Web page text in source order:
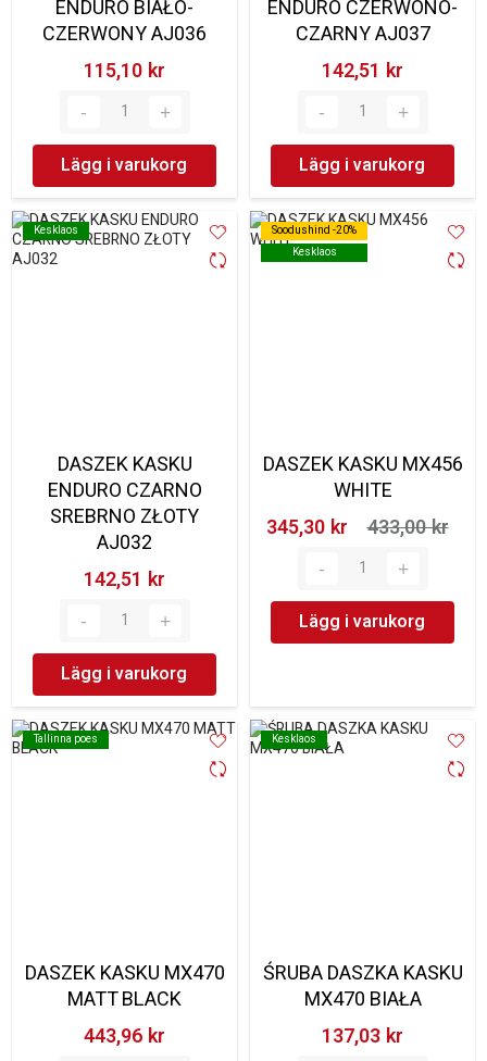
ENDURO BIAŁO-
CZERWONY AJ036
115,10 kr‎
Lägg i varukorg
ENDURO CZERWONO-
CZARNY AJ037
142,51 kr‎
Lägg i varukorg
Kesklaos
Kesklaos
DASZEK KASKU
ENDURO CZARNO
SREBRNO ZŁOTY
AJ032
142,51 kr‎
Lägg i varukorg
Soodushind -20%
Kesklaos
Soodushind -20%
Kesklaos
DASZEK KASKU MX456
WHITE
345,30 kr‎
433,00 kr‎
Lägg i varukorg
Tallinna poes
Tallinna poes
DASZEK KASKU MX470
MATT BLACK
443,96 kr‎
Kesklaos
Kesklaos
ŚRUBA DASZKA KASKU
MX470 BIAŁA
137,03 kr‎